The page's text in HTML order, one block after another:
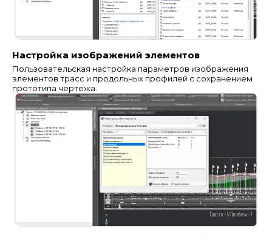
Настройка изображений элементов
Пользовательская настройка параметров изображения
элементов трасс и продольных профилей с сохранением
прототипа чертежа.